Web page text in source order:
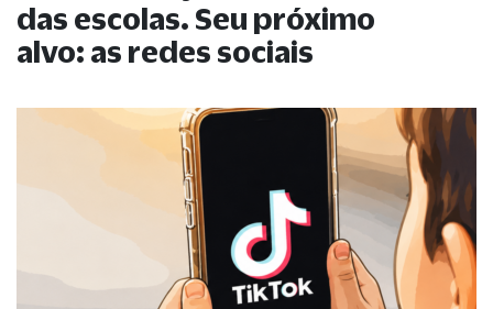
das escolas. Seu próximo
alvo: as redes sociais